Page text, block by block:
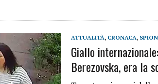
ATTUALITÀ, CRONACA,
Giallo
Berezovska, era la